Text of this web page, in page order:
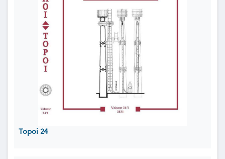
Topoi 24